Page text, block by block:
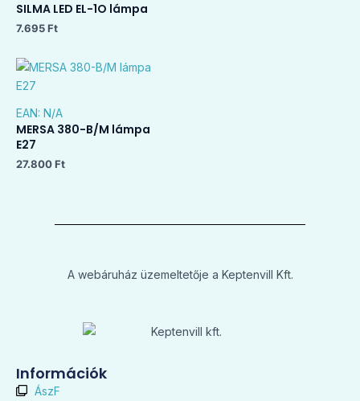
SILMA LED EL-1O lámpa
7.695 Ft
EAN: N/A
MERSA 380-B/M lámpa
E27
27.800 Ft
A webáruház üzemeltetője a Keptenvill Kft.
Információk
ÁszF